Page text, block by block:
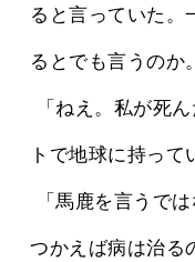
ると言っていた。
るとでも言うのか。
トで地球に持って
つかえば病は治る